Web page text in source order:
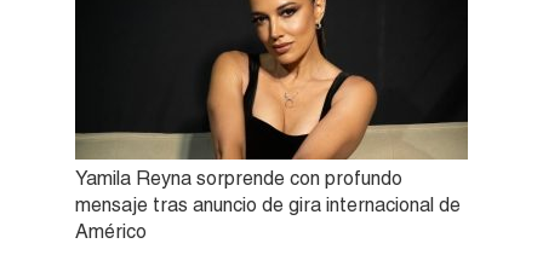
Yamila Reyna sorprende con profundo
mensaje tras anuncio de gira internacional de
Américo